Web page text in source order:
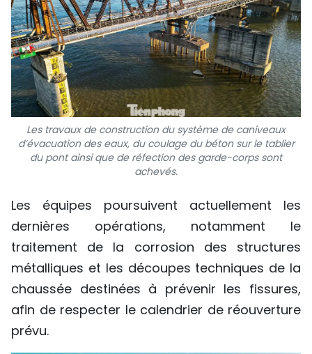
Les travaux de construction du système de caniveaux
d’évacuation des eaux, du coulage du béton sur le tablier
du pont ainsi que de réfection des garde-corps sont
achevés.
Les équipes poursuivent actuellement les
dernières opérations, notamment le
traitement de la corrosion des structures
métalliques et les découpes techniques de la
chaussée destinées à prévenir les fissures,
afin de respecter le calendrier de réouverture
prévu.